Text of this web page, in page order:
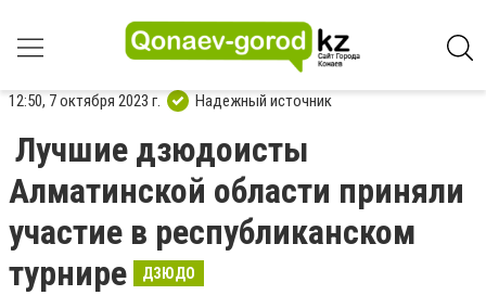
12:50, 7 октября 2023 г. Надежный источник
Лучшие дзюдоисты
Алматинской области приняли
участие в республиканском
турнире
ДЗЮДО